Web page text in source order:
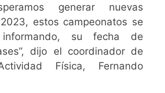
generar nuevas
estos campeonatos se
su fecha de
dijo el coordinador de
Física, Fernando